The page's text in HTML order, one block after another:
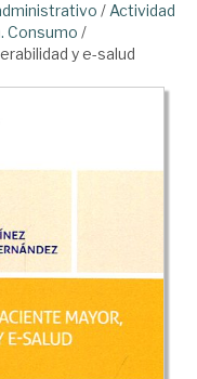
/ Actividad
Consumo /
y e-salud